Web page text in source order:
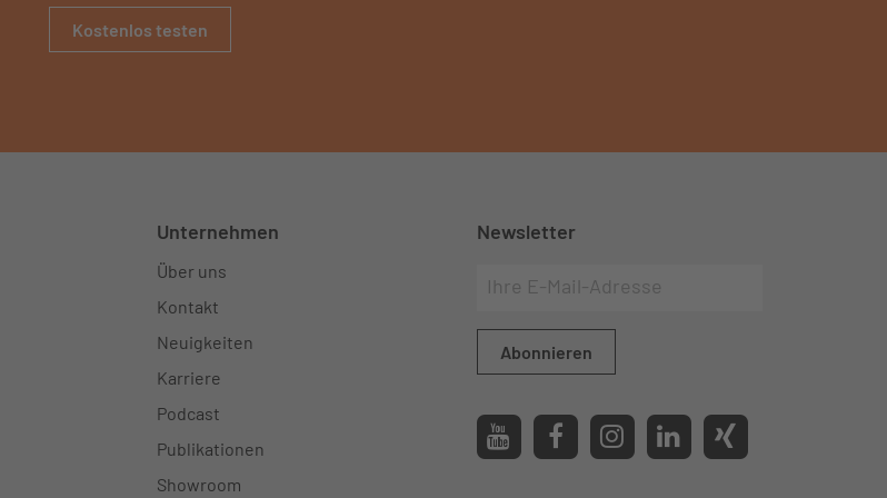
Kostenlos testen
Unternehmen
Über uns
Kontakt
Neuigkeiten
Karriere
Podcast
Publikationen
Showroom
Newsletter
Abonnieren